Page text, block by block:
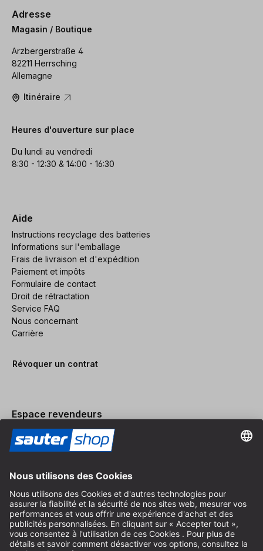
Adresse
Magasin / Boutique
Arzbergerstraße 4
82211 Herrsching
Allemagne
Itinéraire
Heures d'ouverture sur place
Du lundi au vendredi
8:30 - 12:30 & 14:00 - 16:30
Aide
Instructions recyclage des batteries
Informations sur l'emballage
Frais de livraison et d'expédition
Paiement et impôts
Formulaire de contact
Droit de rétractation
Service FAQ
Nous concernant
Carrière
Révoquer un contrat
Espace revendeurs
Devenir revendeur
Mentions légales
Conditions Générales
Protection des Données